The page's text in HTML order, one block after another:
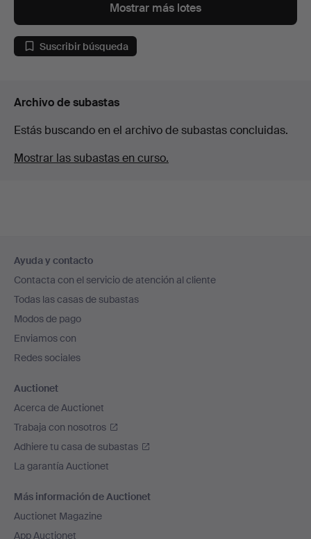
Mostrar más lotes
Suscribir búsqueda
Archivo de subastas
Estás buscando en el archivo de subastas concluidas.
Mostrar las subastas en curso.
en
el
pie
de
página
Ayuda y contacto
Contacta con el servicio de atención al cliente
Todas las casas de subastas
Modos de pago
Enviamos con
Redes sociales
Auctionet
Acerca de Auctionet
Trabaja con nosotros
Adhiere tu casa de subastas
La garantía Auctionet
Más información de Auctionet
Auctionet Magazine
App Auctionet